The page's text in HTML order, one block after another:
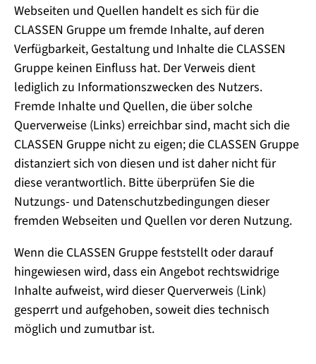
Webseiten und Quellen handelt es sich für die
CLASSEN Gruppe um fremde Inhalte, auf deren
Verfügbarkeit, Gestaltung und Inhalte die CLASSEN
Gruppe keinen Einfluss hat. Der Verweis dient
lediglich zu Informationszwecken des Nutzers.
Fremde Inhalte und Quellen, die über solche
Querverweise (Links) erreichbar sind, macht sich die
CLASSEN Gruppe nicht zu eigen; die CLASSEN Gruppe
distanziert sich von diesen und ist daher nicht für
diese verantwortlich. Bitte überprüfen Sie die
Nutzungs- und Datenschutzbedingungen dieser
fremden Webseiten und Quellen vor deren Nutzung.
Wenn die CLASSEN Gruppe feststellt oder darauf
hingewiesen wird, dass ein Angebot rechtswidrige
Inhalte aufweist, wird dieser Querverweis (Link)
gesperrt und aufgehoben, soweit dies technisch
möglich und zumutbar ist.